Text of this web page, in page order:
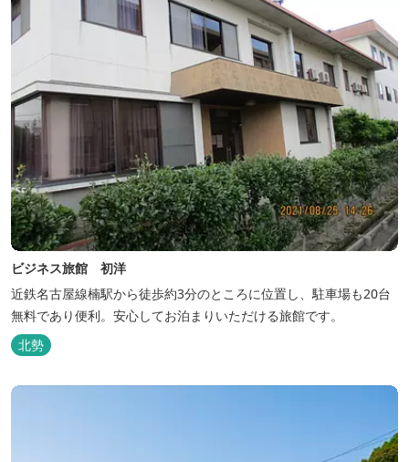
ビジネス旅館 初洋
近鉄名古屋線楠駅から徒歩約3分のところに位置し、駐車場も20台
無料であり便利。安心してお泊まりいただける旅館です。
北勢